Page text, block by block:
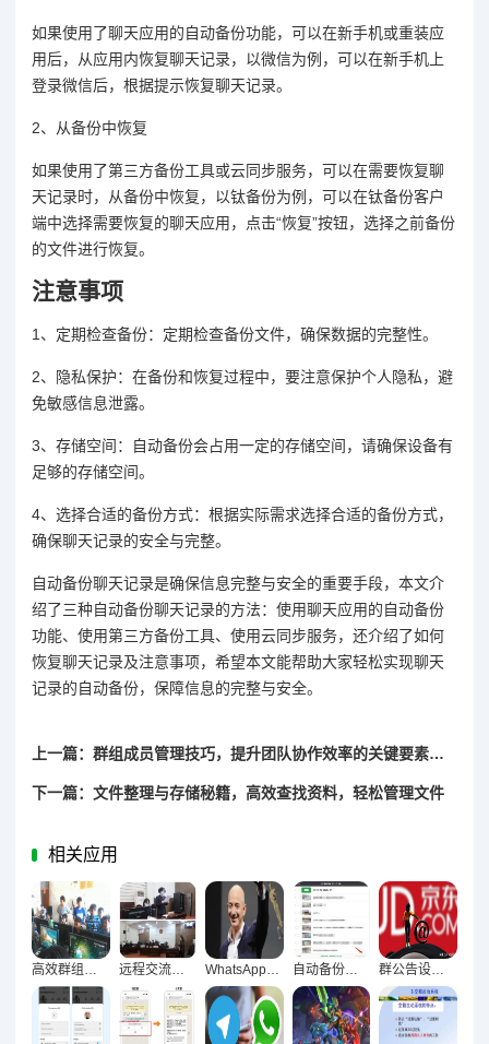
如果使用了聊天应用的自动备份功能，可以在新手机或重装应
用后，从应用内恢复聊天记录，以微信为例，可以在新手机上
登录微信后，根据提示恢复聊天记录。
2、从备份中恢复
如果使用了第三方备份工具或云同步服务，可以在需要恢复聊
天记录时，从备份中恢复，以钛备份为例，可以在钛备份客户
端中选择需要恢复的聊天应用，点击“恢复”按钮，选择之前备份
的文件进行恢复。
注意事项
1、定期检查备份：定期检查备份文件，确保数据的完整性。
2、隐私保护：在备份和恢复过程中，要注意保护个人隐私，避
免敏感信息泄露。
3、存储空间：自动备份会占用一定的存储空间，请确保设备有
足够的存储空间。
4、选择合适的备份方式：根据实际需求选择合适的备份方式，
确保聊天记录的安全与完整。
自动备份聊天记录是确保信息完整与安全的重要手段，本文介
绍了三种自动备份聊天记录的方法：使用聊天应用的自动备份
功能、使用第三方备份工具、使用云同步服务，还介绍了如何
恢复聊天记录及注意事项，希望本文能帮助大家轻松实现聊天
记录的自动备份，保障信息的完整与安全。
上一篇：群组成员管理技巧，提升团队协作效率的关键要素解析
下一篇：文件整理与存储秘籍，高效查找资料，轻松管理文件
相关应用
高效群组管理，五大核心策略打造顺畅团队运作 远程交流无障碍，视频通话与语音消息优化技巧全解析 WhatsApp消息加密深度解析，构建安全聊天防护体系 自动备份聊天记录终极指南，防丢防乱全攻略 群公告设置与提醒实战指南，让重要消息准时触达